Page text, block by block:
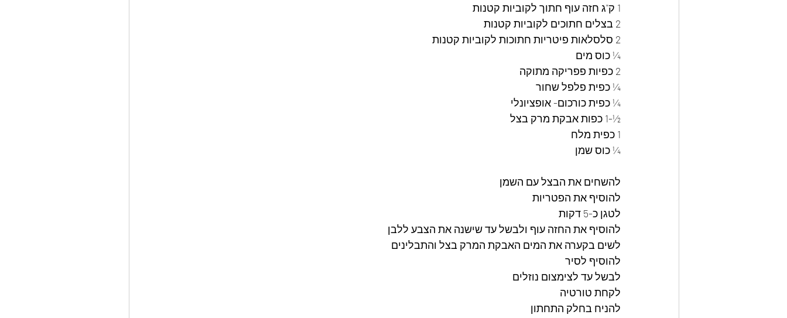
1 ק"ג חזה עוף חתוך לקוביות קטנות
2 בצלים חתוכים לקוביות קטנות
2 סלסלאות פיטריות חתוכות לקוביות קטנות
¼ כוס מים
2 כפיות פפריקה מתוקה
¼ כפית פלפל שחור
¼ כפית כורכום- אופציונלי
½-1 כפות אבקת מרק בצל
1 כפית מלח
¼ כוס שמן
להשחים את הבצל עם השמן
להוסיף את הפטריות
לטגן כ-5 דקות
להוסיף את החזה עוף ולבשל עד שישנה את הצבע ללבן
לשים בקערה את המים האבקת המרק בצל והתבלינים
להוסיף לסיר
לבשל עד לצימצום נוזלים
לקחת טורטיה
להניח בחלק התחתון